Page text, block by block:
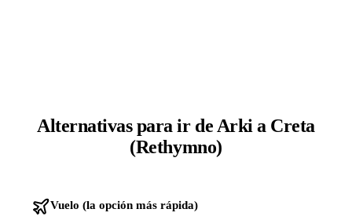
Alternativas para ir de Arki a Creta
(Rethymno)
Vuelo (la opción más rápida)